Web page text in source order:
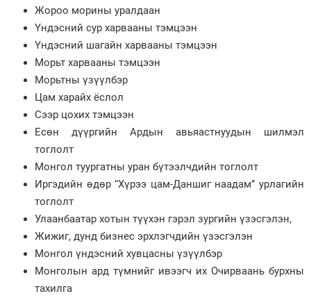
Жороо морины уралдаан
Үндэсний сур харвааны тэмцээн
Үндэсний шагайн харвааны тэмцээн
Морьт харвааны тэмцээн
Морьтны үзүүлбэр
Цам харайх ёслол
Сээр цохих тэмцээн
Есөн дүүргийн Ардын авьяастнуудын шилмэл
тоглолт
Монгол туургатны уран бүтээлчдийн тоглолт
Иргэдийн өдөр “Хүрээ цам-Даншиг наадам” урлагийн
тоглолт
Улаанбаатар хотын түүхэн гэрэл зургийн үзэсгэлэн,
Жижиг, дунд бизнес эрхлэгчдийн үзэсгэлэн
Монгол үндэсний хувцасны үзүүлбэр
Монголын ард түмнийг ивээгч их Очирваань бурхны
тахилга